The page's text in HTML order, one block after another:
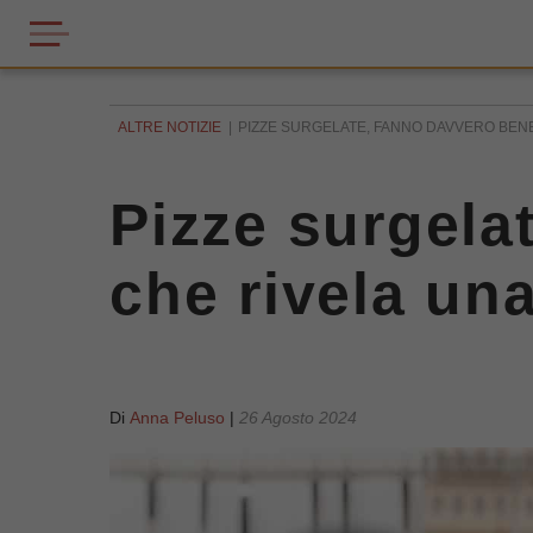
ALTRE NOTIZIE PIZZE SURGELATE, FANNO DAVVERO
Pizze
che rivela
Di Anna Peluso | 26 Agosto 2024